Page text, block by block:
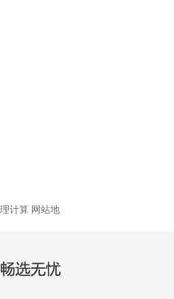
计算 网站地
无忧